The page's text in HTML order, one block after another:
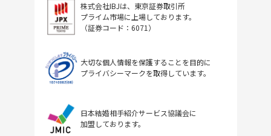
株式会社IBJは、東京証券取引所
プライム市場に上場しております。
（証券コード：6071）
大切な個人情報を保護することを目的に
プライバシーマークを取得しています。
日本結婚相手紹介サービス協議会に
加盟しております。